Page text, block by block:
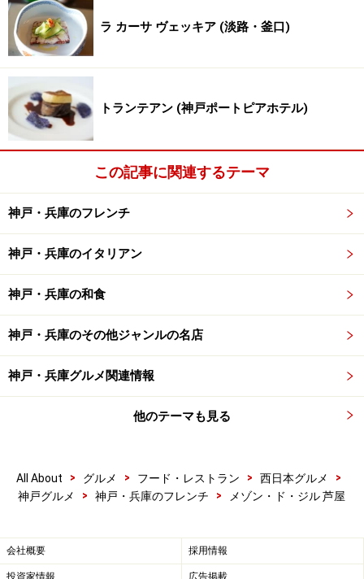
ラ カーサ ヴェッキア (淡路・釜口)
トランテアン (神戸ポートピアホテル)
この記事に関連するテーマ
神戸・兵庫のフレンチ
神戸・兵庫のイタリアン
神戸・兵庫の和食
神戸・兵庫のその他ジャンルの名店
神戸・兵庫グルメ関連情報
他のテーマも見る
All About > グルメ > フード・レストラン > 西日本グルメ
>
神戸グルメ
> 神戸・兵庫のフレンチ > メゾン・ド・ジル 芦屋
会社概要 採用情報
投資家情報 広告掲載